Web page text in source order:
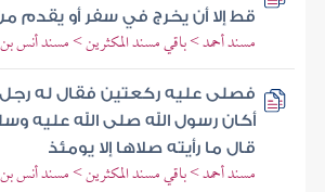
قط إلا أن يخرج في سفر أو يقدم
مسند أحمد > باقي مسند المكثرين > مسند أنس
فصلى عليه ركعتين فقال له رجل
أكان رسول الله صلى الله عليه
قال ما رأيته صلاها إلا يومئذ
مسند أحمد > باقي مسند المكثرين > مسند أنس